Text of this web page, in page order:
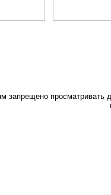
запрещено просматривать